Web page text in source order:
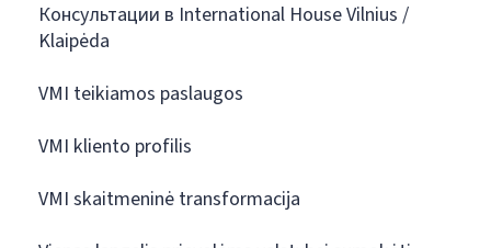
Консультации в International House Vilnius /
Klaipėda
VMI teikiamos paslaugos
VMI kliento profilis
VMI skaitmeninė transformacija